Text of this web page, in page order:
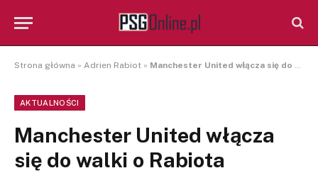
Strona główna » Adrien Rabiot » Manchester United włącza się do walki o Rabiota
AKTUALNOŚCI
Manchester United włącza
się do walki o Rabiota